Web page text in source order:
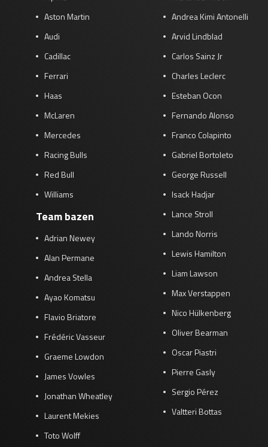
Aston Martin
Audi
Cadillac
Ferrari
Haas
McLaren
Mercedes
Racing Bulls
Red Bull
Williams
Team bazen
Adrian Newey
Alan Permane
Andrea Stella
Ayao Komatsu
Flavio Briatore
Frédéric Vasseur
Graeme Lowdon
James Vowles
Jonathan Wheatley
Laurent Mekies
Toto Wolff
Andrea Kimi Antonelli
Arvid Lindblad
Carlos Sainz Jr
Charles Leclerc
Esteban Ocon
Fernando Alonso
Franco Colapinto
Gabriel Bortoleto
George Russell
Isack Hadjar
Lance Stroll
Lando Norris
Lewis Hamilton
Liam Lawson
Max Verstappen
Nico Hülkenberg
Oliver Bearman
Oscar Piastri
Pierre Gasly
Sergio Pérez
Valtteri Bottas